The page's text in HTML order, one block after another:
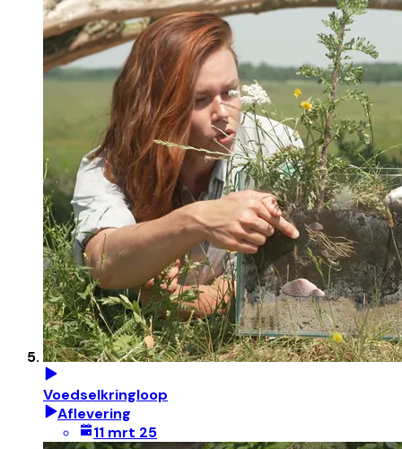
Voedselkringloop
Aflevering
11 mrt 25